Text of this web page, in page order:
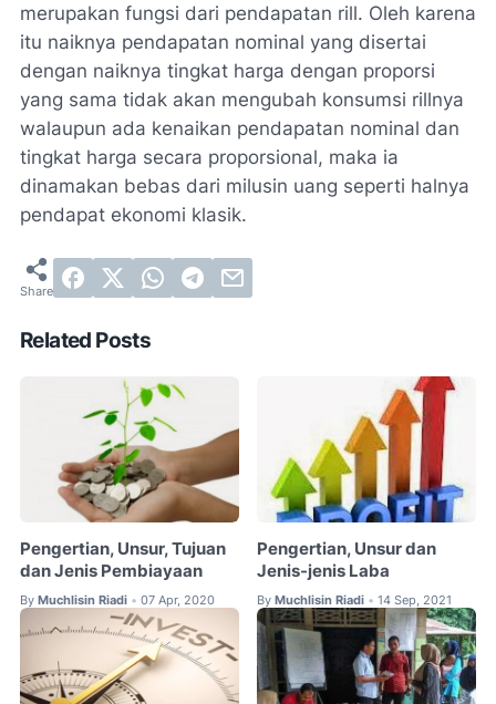
merupakan fungsi dari pendapatan rill. Oleh karena
itu naiknya pendapatan nominal yang disertai
dengan naiknya tingkat harga dengan proporsi
yang sama tidak akan mengubah konsumsi rillnya
walaupun ada kenaikan pendapatan nominal dan
tingkat harga secara proporsional, maka ia
dinamakan bebas dari milusin uang seperti halnya
pendapat ekonomi klasik.
Related Posts
Pengertian, Unsur, Tujuan
dan Jenis Pembiayaan
By Muchlisin Riadi • 07 Apr, 2020
Pengertian, Unsur dan
Jenis-jenis Laba
By Muchlisin Riadi • 14 Sep, 2021